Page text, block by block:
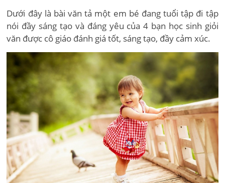
Dưới đây là bài văn tả một em bé đang tuổi tập đi tập
nói đầy sáng tạo và đáng yêu của 4 bạn học sinh giỏi
văn được cô giáo đánh giá tốt, sáng tạo, đầy cảm xúc.